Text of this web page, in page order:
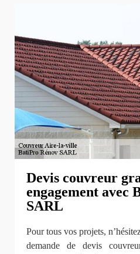
Devis couvreur
engagement avec
SARL
Pour tous vos projets,
demande de devis